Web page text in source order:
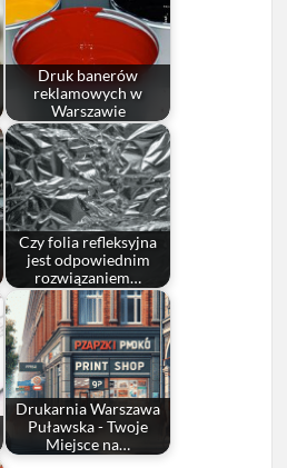
Druk banerów
reklamowych w
Warszawie
Czy folia refleksyjna
jest odpowiednim
rozwiązaniem…
Drukarnia Warszawa
Puławska - Twoje
Miejsce na…